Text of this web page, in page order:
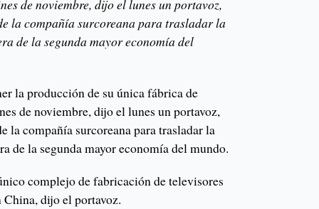
de noviembre, dijo el lunes un portavoz,
la compañía surcoreana para trasladar la
de la segunda mayor economía del
la producción de su única fábrica de
de noviembre, dijo el lunes un portavoz,
la compañía surcoreana para trasladar la
de la segunda mayor economía del mundo.
complejo de fabricación de televisores
dijo el portavoz.